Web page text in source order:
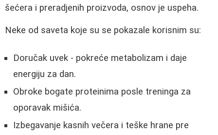
šećera i preradjenih proizvoda, osnov je uspeha.
Neke od saveta koje su se pokazale korisnim su:
Doručak uvek - pokreće metabolizam i daje
energiju za dan.
Obroke bogate proteinima posle treninga za
oporavak mišića.
Izbegavanje kasnih večera i teške hrane pre